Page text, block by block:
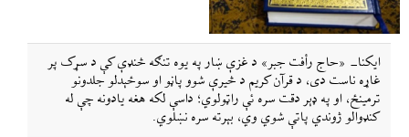
ایکنا- «حاج رأفت جبر» د غزې ښار په یوه تنګه څنډې کې د سړک پر
غاړه ناست دی، د قرآن کریم د څیرې شوو پاڼو او سوځېدلو جلدونو
ترمینځ، او په ډېر دقت سره ئې راټولوي؛ داسې لکه هغه یادونه چې له
کنډوالو ژوندي پاتې شوي وي، بېرته سره نښلوي.